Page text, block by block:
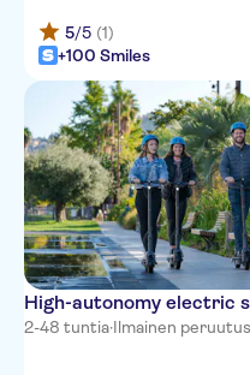
5/5 (1)
+100 Smiles
High-autonomy electric
2-48 tuntia·Ilmainen peruutus